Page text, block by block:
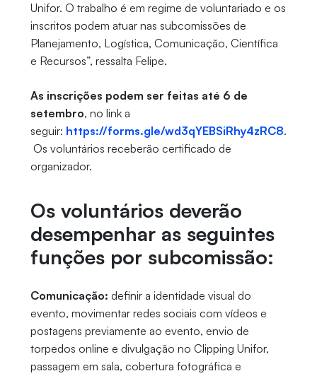
Unifor. O trabalho é em regime de voluntariado e os
inscritos podem atuar nas subcomissões de
Planejamento, Logística, Comunicação, Científica
e Recursos”, ressalta Felipe.
As inscrições podem ser feitas até 6 de
setembro, no link a
seguir: https://forms.gle/wd3qYEBSiRhy4zRC8.
Os voluntários receberão certificado de
organizador.
Os voluntários deverão
desempenhar as seguintes
funções por subcomissão:
Comunicação: definir a identidade visual do
evento, movimentar redes sociais com vídeos e
postagens previamente ao evento, envio de
torpedos online e divulgação no Clipping Unifor,
passagem em sala, cobertura fotográfica e